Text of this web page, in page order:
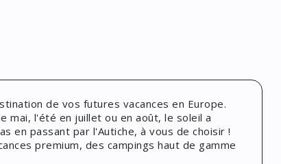
de vos futures vacances en Europe.
mai, l'été en juillet ou en août, le soleil a
en passant par l'Autiche, à vous de choisir !
premium, des campings haut de gamme